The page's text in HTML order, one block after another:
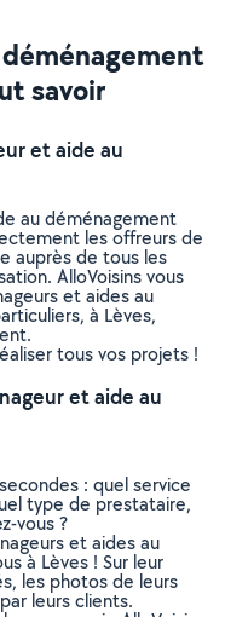
savoir
et aide au
au déménagement
les offreurs de
auprès de tous les
AlloVoisins vous
et aides au
à Lèves,
tous vos projets !
et aide au
: quel service
type de prestataire,
vous ?
et aides au
à Lèves ! Sur leur
les photos de leurs
leurs clients.